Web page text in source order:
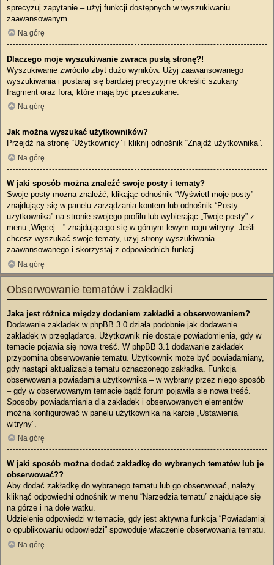
sprecyzuj zapytanie – użyj funkcji dostępnych w wyszukiwaniu
zaawansowanym.
Na górę
Dlaczego moje wyszukiwanie zwraca pustą stronę?!
Wyszukiwanie zwróciło zbyt dużo wyników. Użyj zaawansowanego
wyszukiwania i postaraj się bardziej precyzyjnie określić szukany
fragment oraz fora, które mają być przeszukane.
Na górę
Jak można wyszukać użytkowników?
Przejdź na stronę “Użytkownicy” i kliknij odnośnik “Znajdź użytkownika”.
Na górę
W jaki sposób można znaleźć swoje posty i tematy?
Swoje posty można znaleźć, klikając odnośnik “Wyświetl moje posty”
znajdujący się w panelu zarządzania kontem lub odnośnik “Posty
użytkownika” na stronie swojego profilu lub wybierając „Twoje posty” z
menu „Więcej…” znajdującego się w górnym lewym rogu witryny. Jeśli
chcesz wyszukać swoje tematy, użyj strony wyszukiwania
zaawansowanego i skorzystaj z odpowiednich funkcji.
Na górę
Obserwowanie tematów i zakładki
Jaka jest różnica między dodaniem zakładki a obserwowaniem?
Dodawanie zakładek w phpBB 3.0 działa podobnie jak dodawanie
zakładek w przeglądarce. Użytkownik nie dostaje powiadomienia, gdy w
temacie pojawia się nowa treść. W phpBB 3.1 dodawanie zakładek
przypomina obserwowanie tematu. Użytkownik może być powiadamiany,
gdy nastąpi aktualizacja tematu oznaczonego zakładką. Funkcja
obserwowania powiadamia użytkownika – w wybrany przez niego sposób
– gdy w obserwowanym temacie bądź forum pojawiła się nowa treść.
Sposoby powiadamiania dla zakładek i obserwowanych elementów
można konfigurować w panelu użytkownika na karcie „Ustawienia
witryny”.
Na górę
W jaki sposób można dodać zakładkę do wybranych tematów lub je
obserwować??
Aby dodać zakładkę do wybranego tematu lub go obserwować, należy
kliknąć odpowiedni odnośnik w menu “Narzędzia tematu” znajdujące się
na górze i na dole wątku.
Udzielenie odpowiedzi w temacie, gdy jest aktywna funkcja “Powiadamiaj
o opublikowaniu odpowiedzi” spowoduje włączenie obserwowania tematu.
Na górę